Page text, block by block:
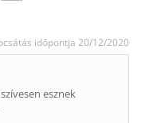
időpontja 20/12/2020
esznek